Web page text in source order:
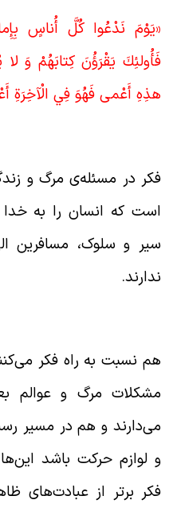
نَدْعُوا كُلَّ أُناسٍ
يَقْرَؤُنَ كِتابَهُمْ وَ
أَعْمى‏ فَهُوَ فِي الْآخِرَةِ
در مسئله‌ی مرگ و
که انسان را به خدا
و سلوک، مسافرین
نسبت به راه فکر
مرگ و عوالم
و هم در مسیر
لوازم حرکت باشد این‌ها
برتر از عبادت‌های